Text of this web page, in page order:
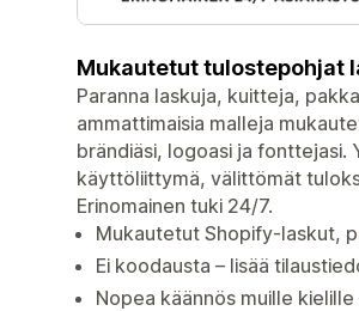
Mukautetut tulostepohjat
Paranna laskuja, kuitteja,
ammattimaisia malleja
brändiäsi, logoasi ja fonttejasi.
käyttöliittymä, välittömät
Erinomainen tuki 24/7.
Mukautetut Shopify-laskut,
Ei koodausta – lisää
Nopea käännös muille